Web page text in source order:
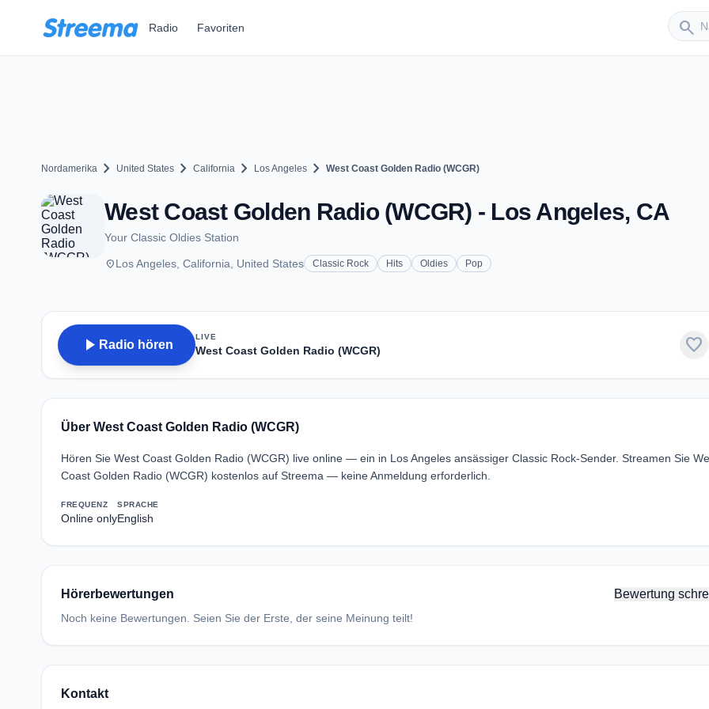
Radio Favoriten search
Sender
Nordamerika chevron_right United States chevron_right California chevron_right Los Angeles chevron_right West Coast Golden Radio (WCGR)
West Coast Golden Radio (WCGR) - Los Angeles, CA
Your Classic Oldies Station
placeLos Angeles, California, United States Classic Rock Hits Oldies Pop
play_arrow Radio hören
LIVE
West Coast Golden Radio (WCGR) favorite
Über West Coast Golden Radio (WCGR)
Hören Sie West Coast Golden Radio (WCGR) live online — ein in Los Angeles ansässiger Classic Rock-Sender. Streamen Sie
Coast Golden Radio (WCGR) kostenlos auf Streema — keine Anmeldung erforderlich.
FREQUENZ
Online only
SPRACHE
English
Hörerbewertungen Bewertung
Noch keine Bewertungen. Seien Sie der Erste, der seine Meinung teilt!
Kontakt